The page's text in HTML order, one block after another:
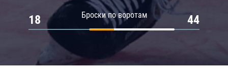
Броски по воротам
18 44